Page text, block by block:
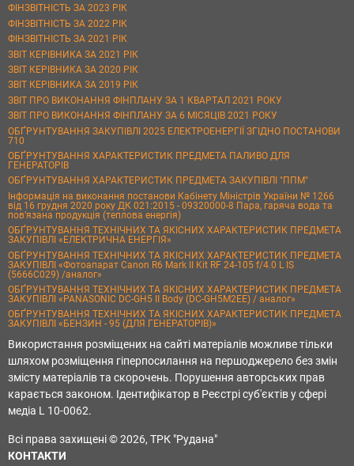
ФІНЗВІТНІСТЬ ЗА 2023 РІК
ФІНЗВІТНІСТЬ ЗА 2022 РІК
ФІНЗВІТНІСТЬ ЗА 2021 РІК
ЗВІТ КЕРІВНИКА ЗА 2021 РІК
ЗВІТ КЕРІВНИКА ЗА 2020 РІК
ЗВІТ КЕРІВНИКА ЗА 2019 РІК
ЗВІТ ПРО ВИКОНАННЯ ФІНПЛАНУ ЗА 1 КВАРТАЛ 2021 РОКУ
ЗВІТ ПРО ВИКОНАННЯ ФІНПЛАНУ ЗА 6 МІСЯЦІВ 2021 РОКУ
ОБҐРУНТУВАННЯ ЗАКУПІВЛІ 2025 ЕЛЕКТРОЕНЕРГІЇ ЗГІДНО ПОСТАНОВИ
710
ОБҐРУНТУВАННЯ ХАРАКТЕРИСТИК ПРЕДМЕТА ПАЛИВО ДЛЯ
ГЕНЕРАТОРІВ
ОБҐРУНТУВАННЯ ХАРАКТЕРИСТИК ПРЕДМЕТА ЗАКУПІВЛІ "ППМ"
Інформація на виконання постанови Кабінету Міністрів України № 1266
від 16 грудня 2020 року ДК 021:2015 - 09320000-8 Пара, гаряча вода та
пов’язана продукція (теплова енергія)
ОБҐРУНТУВАННЯ ТЕХНІЧНИХ ТА ЯКІСНИХ ХАРАКТЕРИСТИК ПРЕДМЕТА
ЗАКУПІВЛІ «ЕЛЕКТРИЧНА ЕНЕРГІЯ»
ОБҐРУНТУВАННЯ ТЕХНІЧНИХ ТА ЯКІСНИХ ХАРАКТЕРИСТИК ПРЕДМЕТА
ЗАКУПІВЛІ «Фотоапарат Canon R6 Mark II Kit RF 24-105 f/4.0 L IS
(5666C029) /аналог»
ОБҐРУНТУВАННЯ ТЕХНІЧНИХ ТА ЯКІСНИХ ХАРАКТЕРИСТИК ПРЕДМЕТА
ЗАКУПІВЛІ «PANASONIC DC-GH5 II Body (DC-GH5M2EE) / аналог»
ОБҐРУНТУВАННЯ ТЕХНІЧНИХ ТА ЯКІСНИХ ХАРАКТЕРИСТИК ПРЕДМЕТА
ЗАКУПІВЛІ «БЕНЗИН - 95 (ДЛЯ ГЕНЕРАТОРІВ)»
Використання розміщених на сайті матеріалів можливе тільки
шляхом розміщення гіперпосилання на першоджерело без змін
змісту матеріалів та скорочень. Порушення авторських прав
карається законом. Ідентифікатор в Реєстрі суб'єктів у сфері
медіа L 10-0062.
Всі права захищені © 2026, ТРК "Рудана"
КОНТАКТИ